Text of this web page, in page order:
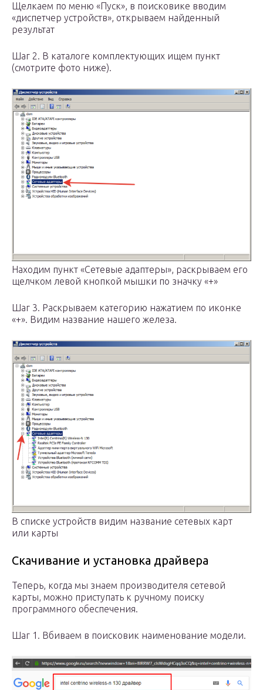
Щелкаем по меню «Пуск», в поисковике вводим
«диспетчер устройств», открываем найденный
результат
Шаг 2. В каталоге комплектующих ищем пункт
(смотрите фото ниже).
Находим пункт «Сетевые адаптеры», раскрываем его
щелчком левой кнопкой мышки по значку «+»
Шаг 3. Раскрываем категорию нажатием по иконке
«+». Видим название нашего железа.
В списке устройств видим название сетевых карт
или карты
Скачивание и установка драйвера
Теперь, когда мы знаем производителя сетевой
карты, можно приступать к ручному поиску
программного обеспечения.
Шаг 1. Вбиваем в поисковик наименование модели.